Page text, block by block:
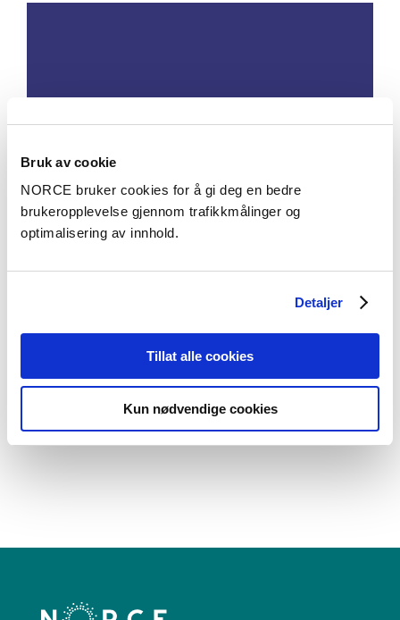
Bruk av cookie
NORCE bruker cookies for å gi deg en bedre
brukeropplevelse gjennom trafikkmålinger og
optimalisering av innhold.
Detaljer
Tillat alle cookies
Kun nødvendige cookies
Subsurface Energy Solutions
Subsurface Flow Laboratory